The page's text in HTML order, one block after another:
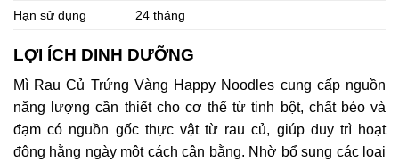
Hạn sử dụng 24 tháng
LỢI ÍCH DINH DƯỠNG
Mì Rau Củ Trứng Vàng Happy Noodles cung cấp nguồn
năng lượng cần thiết cho cơ thể từ tinh bột, chất béo và
đạm có nguồn gốc thực vật từ rau củ, giúp duy trì hoạt
động hằng ngày một cách cân bằng. Nhờ bổ sung các loại